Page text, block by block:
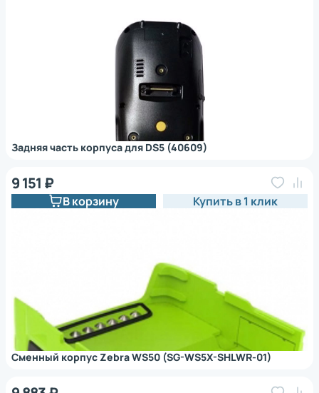
Задняя часть корпуса для DS5 (40609)
Сменный корпус Zebra WS50 (SG-WS5X-SHLWR-01)
9 151 ₽
В корзину Купить в 1 клик